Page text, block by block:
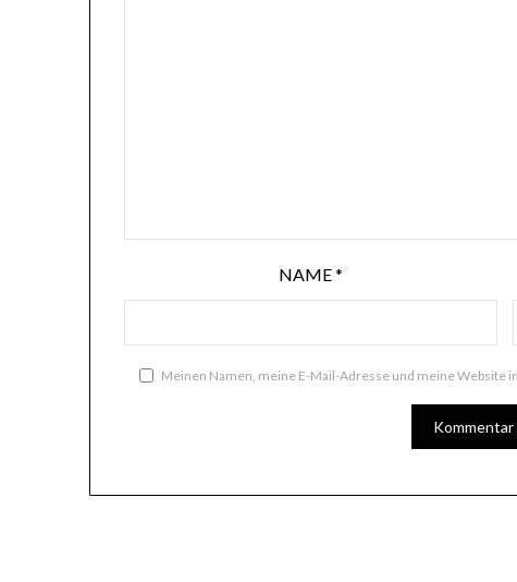
NAME*
Meinen Namen, meine E-Mail-Adresse und meine